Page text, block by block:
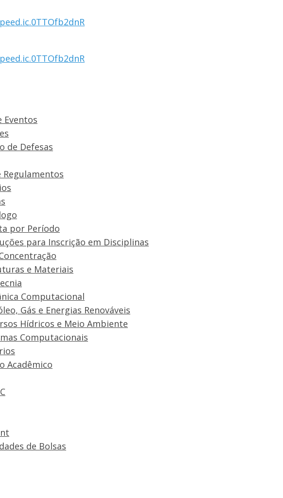
Eventos
de Defesas
Regulamentos
por Período
para Inscrição em Disciplinas
e Materiais
Computacional
Gás e Energias Renováveis
Hídricos e Meio Ambiente
Computacionais
Acadêmico
de Bolsas